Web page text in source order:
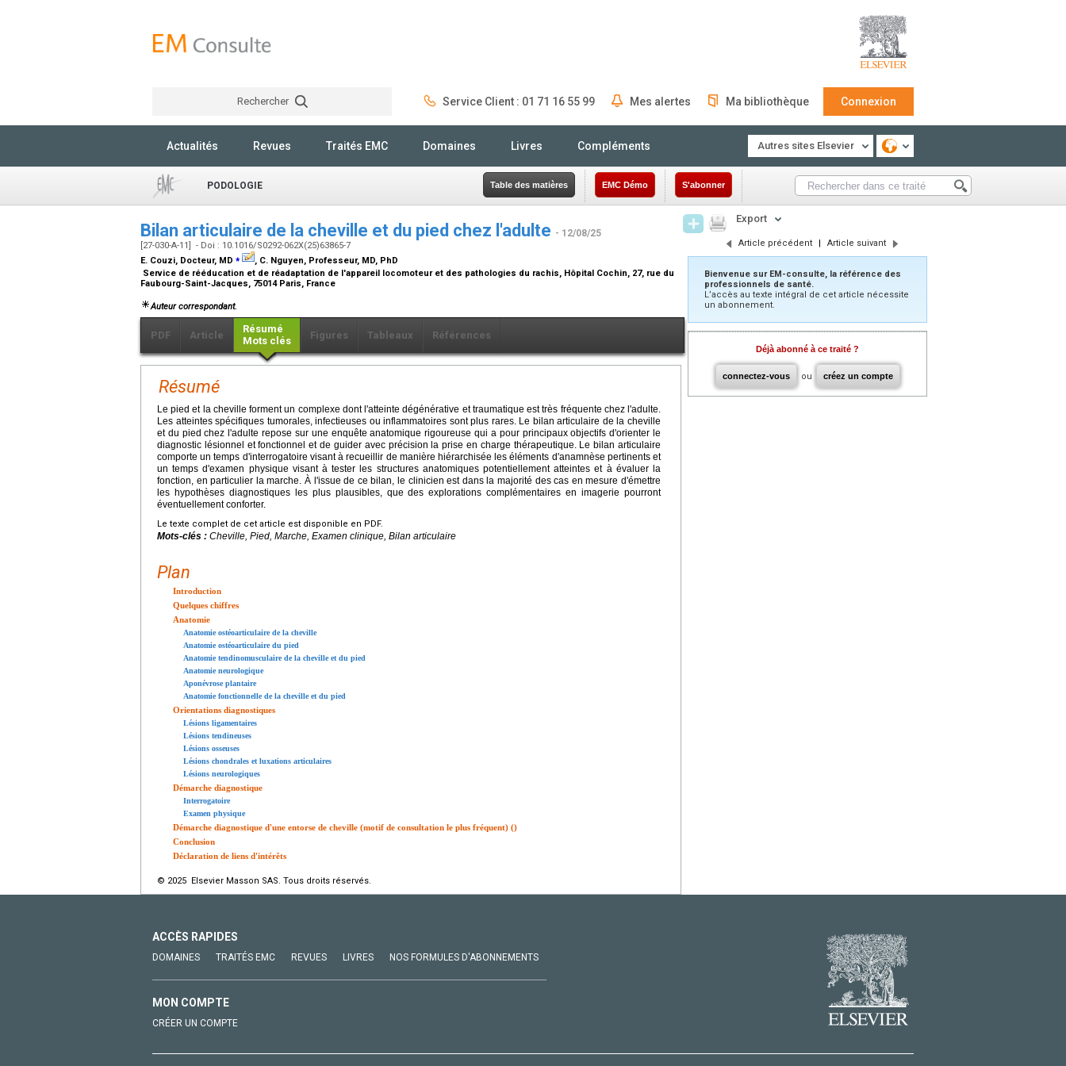
Rechercher Service Client : 01 71 16 55 99 Mes alertes Ma bibliothèque Connexion
Actualités Revues Traités EMC Domaines Livres Compléments Autres sites Elsevier
PODOLOGIE Table des matières EMC Démo S'abonner
Bilan articulaire de la cheville et du pied chez l'adulte - 12/08/25
[27-030-A-11] - Doi : 10.1016/S0292-062X(25)63865-7
E. Couzi, Docteur, MD ⁎ , C. Nguyen, Professeur, MD, PhD
Service de rééducation et de réadaptation de l'appareil locomoteur et des pathologies du rachis, Hôpital Cochin, 27, rue du
Faubourg-Saint-Jacques, 75014 Paris, France
Auteur correspondant.
PDF Article
Résumé
Mots clés
Figures Tableaux Références
Résumé
Le pied et la cheville forment un complexe dont l'atteinte dégénérative et traumatique est très fréquente chez l'adulte.
Les atteintes spécifiques tumorales, infectieuses ou inflammatoires sont plus rares. Le bilan articulaire de la cheville
et du pied chez l'adulte repose sur une enquête anatomique rigoureuse qui a pour principaux objectifs d'orienter le
diagnostic lésionnel et fonctionnel et de guider avec précision la prise en charge thérapeutique. Le bilan articulaire
comporte un temps d'interrogatoire visant à recueillir de manière hiérarchisée les éléments d'anamnèse pertinents et
un temps d'examen physique visant à tester les structures anatomiques potentiellement atteintes et à évaluer la
fonction, en particulier la marche. À l'issue de ce bilan, le clinicien est dans la majorité des cas en mesure d'émettre
les hypothèses diagnostiques les plus plausibles, que des explorations complémentaires en imagerie pourront
éventuellement conforter.
Le texte complet de cet article est disponible en PDF.
Mots-clés : Cheville, Pied, Marche, Examen clinique, Bilan articulaire
Plan
Introduction
Quelques chiffres
Anatomie
Anatomie ostéoarticulaire de la cheville
Anatomie ostéoarticulaire du pied
Anatomie tendinomusculaire de la cheville et du pied
Anatomie neurologique
Aponévrose plantaire
Anatomie fonctionnelle de la cheville et du pied
Orientations diagnostiques
Lésions ligamentaires
Lésions tendineuses
Lésions osseuses
Lésions chondrales et luxations articulaires
Lésions neurologiques
Démarche diagnostique
Interrogatoire
Examen physique
Démarche diagnostique d'une entorse de cheville (motif de consultation le plus fréquent) ()
Conclusion
Déclaration de liens d'intérêts
© 2025 Elsevier Masson SAS. Tous droits réservés.
Export
Article précédent | Article suivant
Bienvenue sur EM-consulte, la référence des
professionnels de santé.
L’accès au texte intégral de cet article nécessite
un abonnement.
Déjà abonné à ce traité ?
connectez-vous ou créez un compte
ACCÈS RAPIDES
DOMAINES TRAITÉS EMC REVUES LIVRES NOS FORMULES D'ABONNEMENTS
MON COMPTE
CRÉER UN COMPTE